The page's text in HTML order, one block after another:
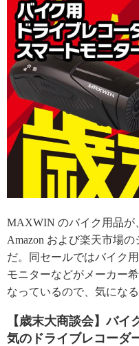
MAXWIN のバイク用品が
Amazon および楽天市場
だ。同セールではバイク
モニターなどがメーカー
なっているので、気にな
【歳末大商談会】バ
気のドライブレコーダ